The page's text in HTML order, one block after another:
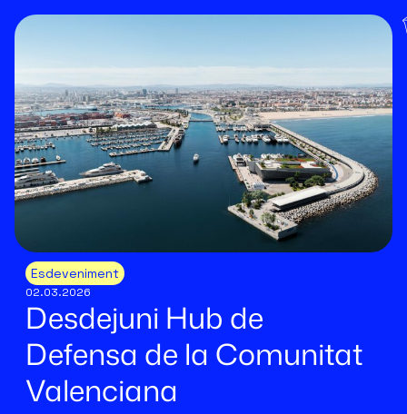
Esdeveniment
02.03.2026
Desdejuni Hub de
Defensa de la Comunitat
Valenciana